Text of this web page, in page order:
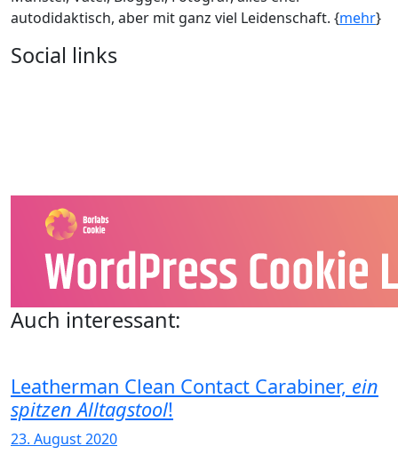
autodidaktisch, aber mit ganz viel Leidenschaft. {mehr}
Social links
Auch interessant:
Leatherman Clean Contact Carabiner, ein
spitzen Alltagstool!
23. August 2020